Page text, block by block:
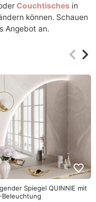
Couchtisches in
können. Schauen
Angebot an.
keyboard_arrow_left
keyboard_arrow_right
favorite_border
Spiegel QUINNIE mit
Beleuchtung